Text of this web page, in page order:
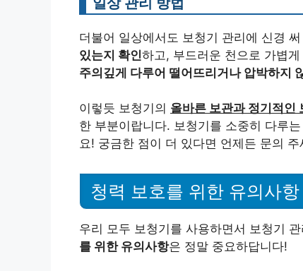
더불어 일상에서도 보청기 관리에 신경
있는지 확인하고, 부드러운 천으로 가볍
주의깊게 다루어 떨어뜨리거나 압박하지
이렇듯 보청기의 올바른 보관과 정기적인
한 부분이랍니다. 보청기를 소중히 다루
요! 궁금한 점이 더 있다면 언제든 문의 주
청력 보호를 위한 유의사항
우리 모두 보청기를 사용하면서 보청기
를 위한 유의사항은 정말 중요하답니다!